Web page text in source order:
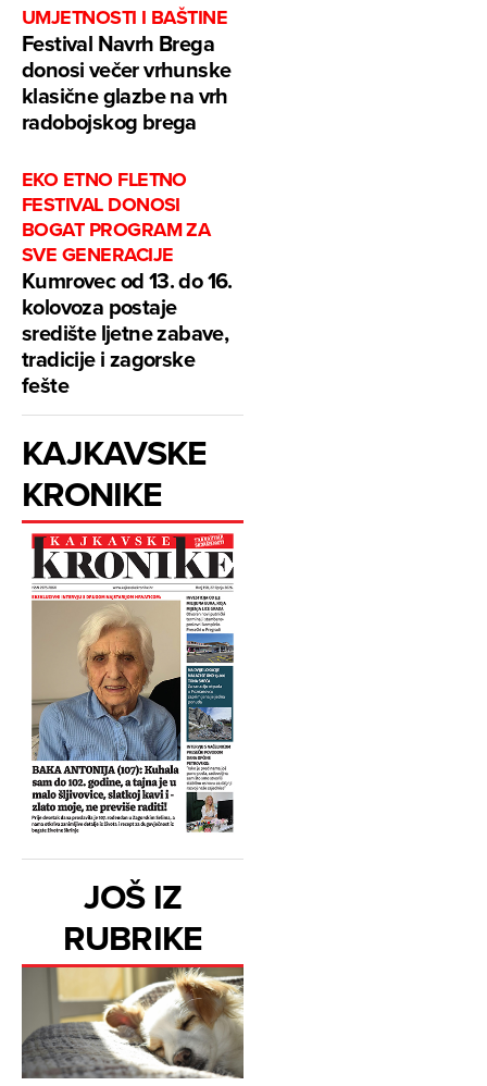
UMJETNOSTI I BAŠTINE
Festival Navrh Brega
donosi večer vrhunske
klasične glazbe na vrh
radobojskog brega
EKO ETNO FLETNO
FESTIVAL DONOSI
BOGAT PROGRAM ZA
SVE GENERACIJE
Kumrovec od 13. do 16.
kolovoza postaje
središte ljetne zabave,
tradicije i zagorske
fešte
KAJKAVSKE
KRONIKE
JOŠ IZ
RUBRIKE